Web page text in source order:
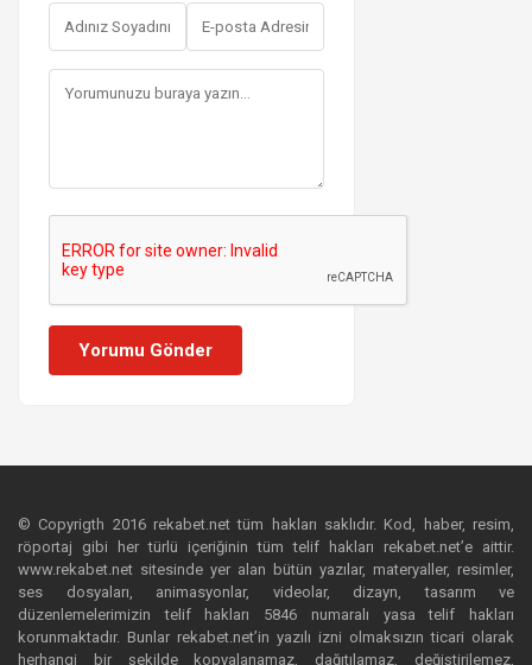
Yorumu Gönder
© Copyrigth 2016 rekabet.net tüm hakları saklıdır. Kod, haber, resim,
röportaj gibi her türlü içeriğinin tüm telif hakları rekabet.net’e aittir.
www.rekabet.net sitesinde yer alan bütün yazılar, materyaller, resimler,
ses dosyaları, animasyonlar, videolar, dizayn, tasarım ve
düzenlemelerimizin telif hakları 5846 numaralı yasa telif hakları
korunmaktadır. Bunlar rekabet.net’in yazılı izni olmaksızın ticari olarak
herhangi bir şekilde kopyalanamaz, dağıtılamaz, değiştirilemez,